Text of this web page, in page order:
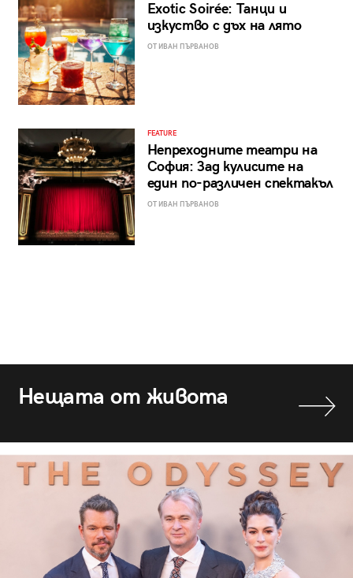
Exotic Soirée: Танци и
изкуство с дъх на лято
ОТ ИВАН ПЪРВАНОВ
FEATURE
Непреходните театри на
София: Зад кулисите на
един по-различен спектакъл
ОТ ИВАН ПЪРВАНОВ
Нещата от живота